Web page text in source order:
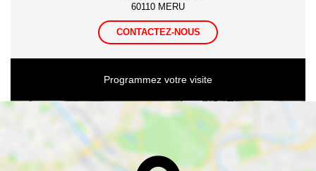
60110 MERU
CONTACTEZ-NOUS
Programmez votre visite